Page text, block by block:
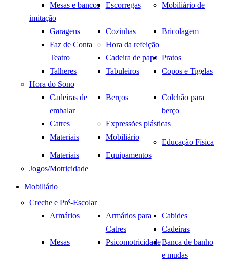
Mesas e bancos
Escorregas
Mobiliário de
imitação
Garagens
Cozinhas
Bricolagem
Faz de Conta
Teatro
Hora da refeição
Cadeira de papa Pratos
Talheres
Tabuleiros
Copos e Tigelas
Hora do Sono
Cadeiras de
embalar
Berços
Colchão para
berço
Catres
Expressões plásticas
Materiais
Mobiliário
Educação Física
Materiais
Equipamentos
Jogos/Motricidade
Mobiliário
Creche e Pré-Escolar
Armários
Armários para
Catres
Cabides
Cadeiras
Mesas
PsicomotricidadeBanca de banho
e mudas